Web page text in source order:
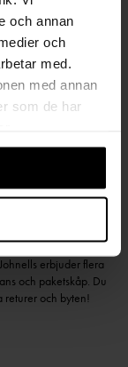
och annan
och
med.
med annan
som de har
erbjuder flera
och paketskåp. Du
returer och byten!